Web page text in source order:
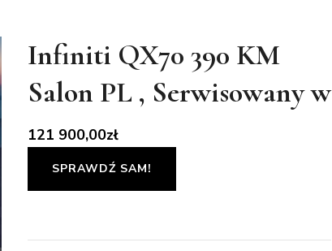
Infiniti QX70 390 KM
Salon PL , Serwisowany w
121 900,00zł
SPRAWDŹ SAM!